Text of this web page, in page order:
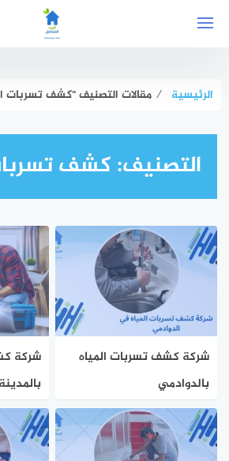
الرئيسية ⁄ مقالات التصنيف "كشف تسربات
التصنيف:كشف
شركة كشف تسربات المياه
بالدوادمي
شركة